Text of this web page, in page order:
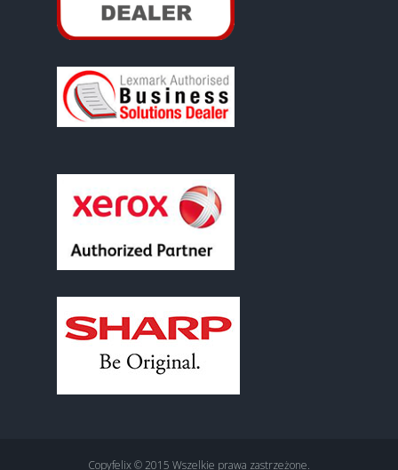
Copyfelix © 2015 Wszelkie prawa zastrzeżone.